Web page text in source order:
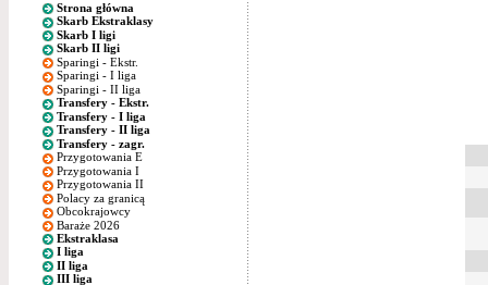
Strona główna
Skarb Ekstraklasy
Skarb I ligi
Skarb II ligi
Sparingi - Ekstr.
Sparingi - I liga
Sparingi - II liga
Transfery - Ekstr.
Transfery - I liga
Transfery - II liga
Transfery - zagr.
Przygotowania E
Przygotowania I
Przygotowania II
Polacy za granicą
Obcokrajowcy
Baraże 2026
Ekstraklasa
I liga
II liga
III liga